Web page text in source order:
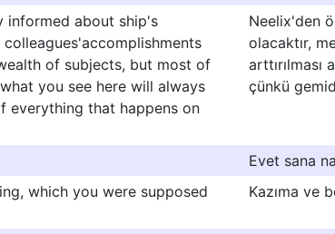
informed about ship's
of subjects, but most of
you see here will always
everything that happens on
Neelix'den
olacaktır,
çünkü
Evet sana
which you were supposed
Kazıma ve